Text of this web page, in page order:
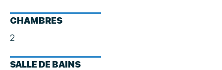
CHAMBRES
2
SALLE DE BAINS